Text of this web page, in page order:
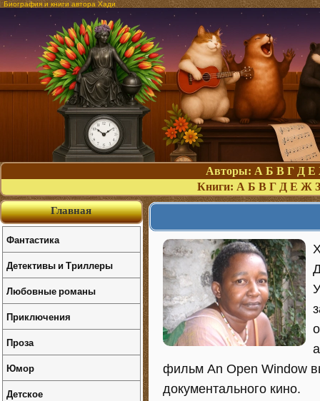
Биография и книги автора Хади
Авторы: А Б В Г Д Е
Книги: А Б В Г Д Е Ж З
фильм An Open Window
документального кино.
Главная
Фантастика
Детективы и Триллеры
Любовные романы
Приключения
Проза
Юмор
Детское